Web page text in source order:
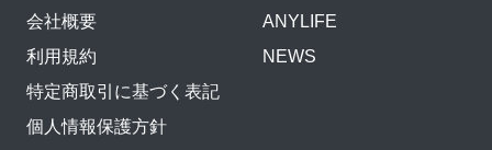
会社概要
利用規約
特定商取引に基づく表記
個人情報保護方針
ANYLIFE
NEWS